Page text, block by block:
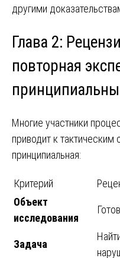
другими
Глава 2:
повторная
Многие участники
приводит к
принципиальная:
Критерий
Объект
исследования
Задача